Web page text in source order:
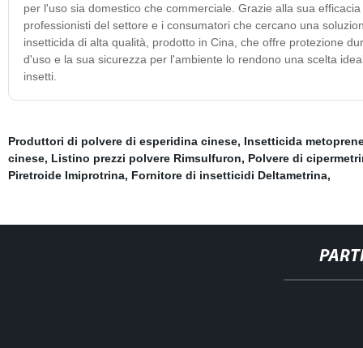
per l'uso sia domestico che commerciale. Grazie alla sua
professionisti del settore e i consumatori che cercano una
insetticida di alta qualità, prodotto in Cina, che offre protezione
d'uso e la sua sicurezza per l'ambiente lo rendono una scelta
insetti.
Produttori di polvere di esperidina cinese, Insetticida
cinese, Listino prezzi polvere Rimsulfuron, Polvere di
Piretroide Imiprotrina, Fornitore di insetticidi Deltametrina,